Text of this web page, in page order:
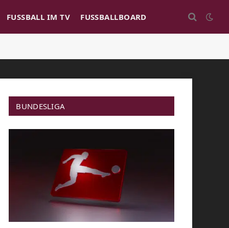
FUSSBALL IM TV FUSSBALLBOARD
BUNDESLIGA